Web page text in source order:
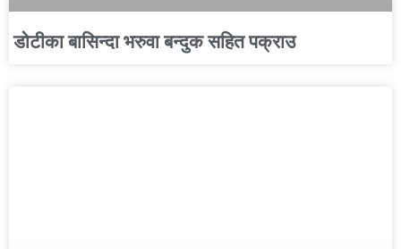
डोटीका बासिन्दा भरुवा बन्दुक सहित पक्राउ